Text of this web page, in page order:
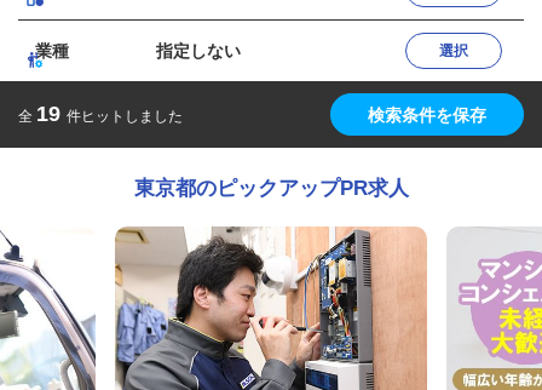
業種 指定しない 選択
全 19 件ヒットしました 検索条件を保存
東京都のピックアップPR求人